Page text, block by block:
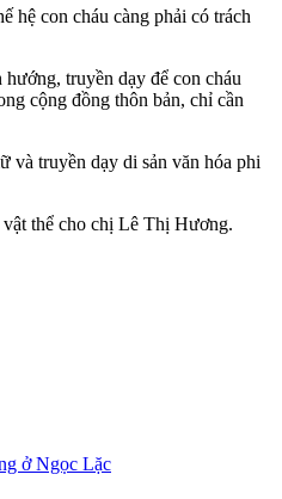
hệ con cháu càng phải có trách
truyền dạy để con cháu
cộng đồng thôn bản, chỉ cần
và truyền dạy di sản văn hóa phi
thể cho chị Lê Thị Hương.
ở Ngọc Lặc